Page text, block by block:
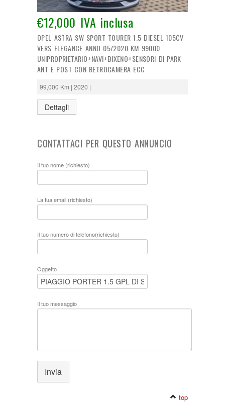
€12,000 IVA inclusa
OPEL ASTRA SW SPORT TOURER 1.5 DIESEL 105CV
VERS ELEGANCE ANNO 05/2020 KM 99000
UNIPROPRIETARIO+NAVI+BIXENO+SENSORI DI PARK
ANT E POST CON RETROCAMERA ECC
99,000 Km | 2020 |
Dettagli
CONTATTACI PER QUESTO ANNUNCIO
Il tuo nome (richiesto)
La tua email (richiesto)
Il tuo numero di telefono(richiesto)
Oggetto
Il tuo messaggio
top